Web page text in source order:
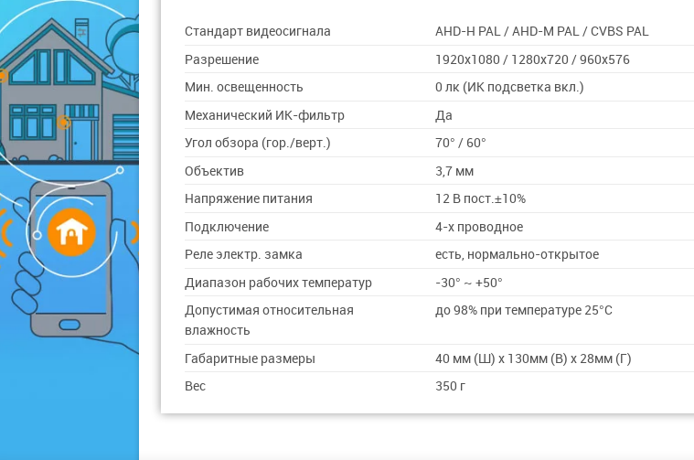
Стандарт видеосигнала
AHD-H PAL / AHD-M PAL / CVBS PAL
Разрешение
1920x1080 / 1280x720 / 960x576
Мин. освещенность
0 лк (ИК подсветка вкл.)
Механический ИК-фильтр
Да
Угол обзора (гор./верт.)
70° / 60°
Объектив
3,7 мм
Напряжение питания
12 В пост.±10%
Подключение
4-х проводное
Реле электр. замка
есть, нормально-открытое
Диапазон рабочих температур
-30° ~ +50°
Допустимая относительная
влажность
до 98% при температуре 25°C
Габаритные размеры
40 мм (Ш) х 130мм (В) х 28мм (Г)
Вес
350 г